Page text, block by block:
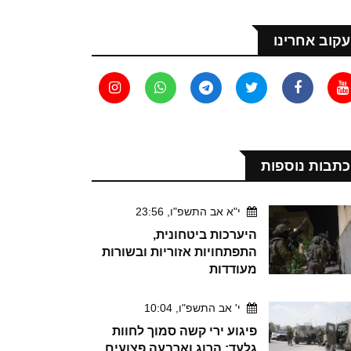
עקוב אחרינו
כתבות נוספות
י"א אב התשפ"ו, 23:56
היערכות ביטחונית,
התפתחויות אזוריות ובשורות
מעודדות
י' אב התשפ"ו, 10:04
פיגוע ירי קשה סמוך לחוות
גלעד: הרוג וארבעה פצועים